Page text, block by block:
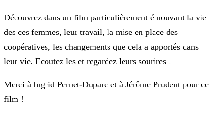
Découvrez dans un film particulièrement émouvant la vie
des ces femmes, leur travail, la mise en place des
coopératives, les changements que cela a apportés dans
leur vie. Ecoutez les et regardez leurs sourires !
Merci à Ingrid Pernet-Duparc et à Jérôme Prudent pour ce
film !